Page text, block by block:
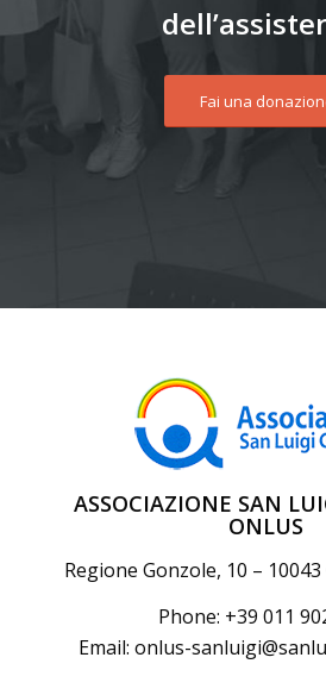
Fai una
ASSOCIAZIONE SAN
ONLUS
Regione Gonzole, 10 –
Phone: +39 011
Email:onlus-